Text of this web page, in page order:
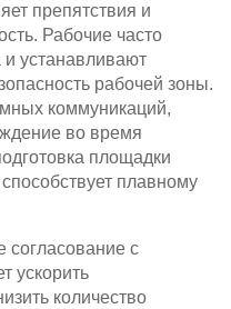
препятствия и
Рабочие часто
устанавливают
рабочей зоны.
коммуникаций,
во время
площадки
плавному
согласование с
ускорить
количество